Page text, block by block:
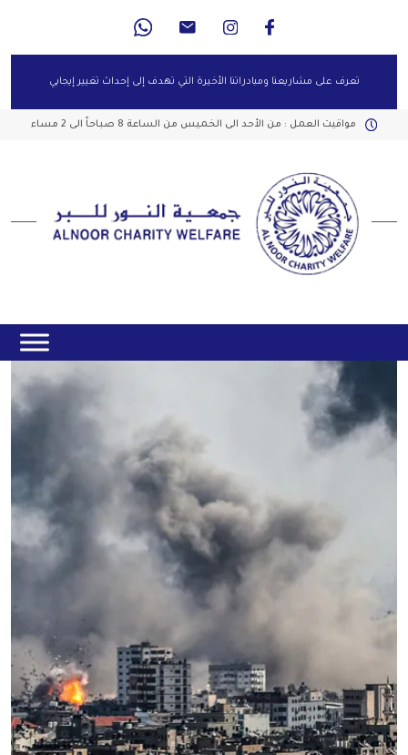
تعرف على مشاريعنا ومبادراتنا الأخيرة التي تهدف إلى إحداث تغيير إيجابي
مواقيت العمل : من الأحد الى الخميس من الساعة 8 صباحاً الى 2 مساء